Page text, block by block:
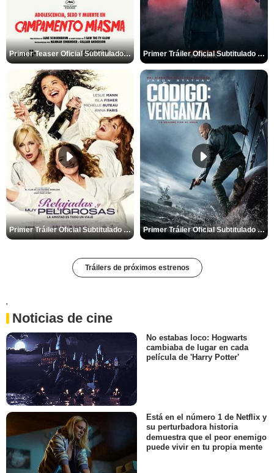
Primer Teaser Oficial Subtitulado de 'Adolescencia, Sexo y Muerte en Campamento Miasma' Primer Tráiler Oficial Subtitulado de 'La Noche Del Demonio: Están Entre Nosotros'
Primer Tráiler Oficial Subtitulado de 'Relajadas y Muy Peligrosas' Primer Tráiler Oficial Subtitulado de 'Código: Venganza'
Tráilers de próximos estrenos
'
Noticias de cine
No estabas loco: Hogwarts
cambiaba de lugar en cada
película de 'Harry Potter'
Está en el número 1 de Netflix y
su perturbadora historia
demuestra que el peor enemigo
puede vivir en tu propia mente